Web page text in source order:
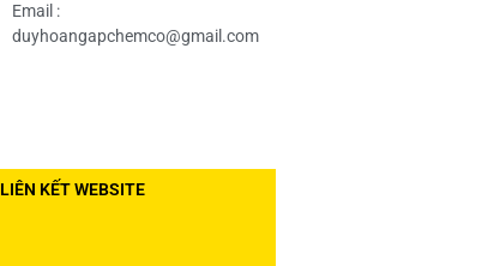
Email :
duyhoangapchemco@gmail.com
LIÊN KẾT WEBSITE